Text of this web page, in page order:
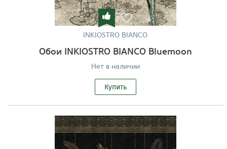
INKIOSTRO BIANCO
Обои INKIOSTRO BIANCO Bluemoon
Нет в наличии
Купить